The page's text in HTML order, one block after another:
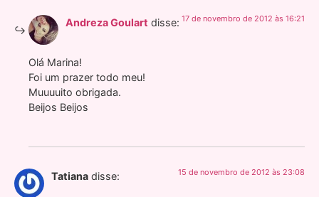
Andreza Goulart disse: 17 de novembro de 2012 às 16:21
Olá Marina!
Foi um prazer todo meu!
Muuuuito obrigada.
Beijos Beijos
Tatiana disse: 15 de novembro de 2012 às 23:08